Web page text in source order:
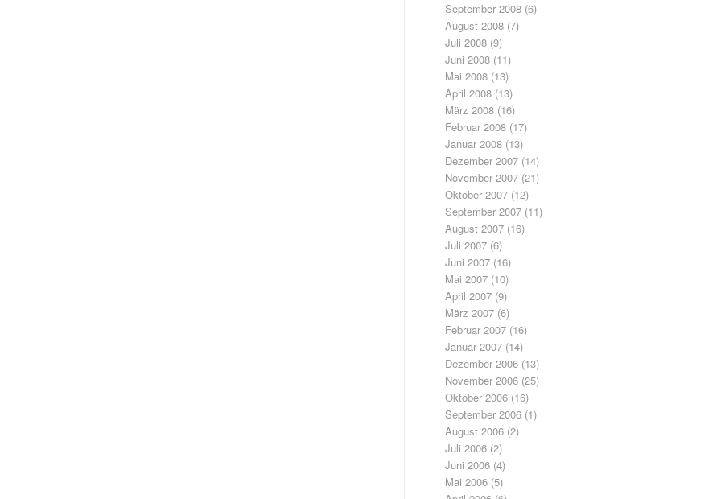
September 2008 (6)
August 2008 (7)
Juli 2008 (9)
Juni 2008 (11)
Mai 2008 (13)
April 2008 (13)
März 2008 (16)
Februar 2008 (17)
Januar 2008 (13)
Dezember 2007 (14)
November 2007 (21)
Oktober 2007 (12)
September 2007 (11)
August 2007 (16)
Juli 2007 (6)
Juni 2007 (16)
Mai 2007 (10)
April 2007 (9)
März 2007 (6)
Februar 2007 (16)
Januar 2007 (14)
Dezember 2006 (13)
November 2006 (25)
Oktober 2006 (16)
September 2006 (1)
August 2006 (2)
Juli 2006 (2)
Juni 2006 (4)
Mai 2006 (5)